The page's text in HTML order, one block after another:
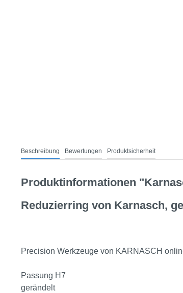
Beschreibung Bewertungen Produktsicherheit
Produktinformationen
Reduzierring von Karnasch,
Precision Werkzeuge von KARNASCH
Passung H7
gerändelt